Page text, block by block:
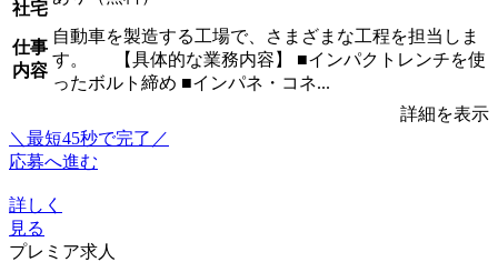
社宅
仕事
内容
自動車を製造する工場で、さまざまな工程を担当しま
す。 【具体的な業務内容】 ■インパクトレンチを使
ったボルト締め ■インパネ・コネ...
詳細を表示
＼最短45秒で完了／
応募へ進む
詳しく
見る
プレミア求人